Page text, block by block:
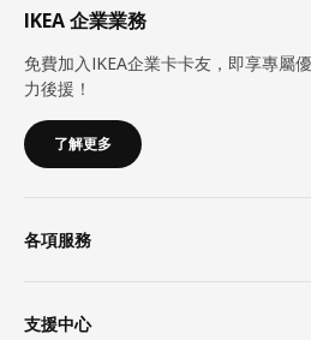
IKEA 企業業務
免費加入IKEA企業卡卡友，即享專屬
力後援！
了解更多
各項服務
支援中心